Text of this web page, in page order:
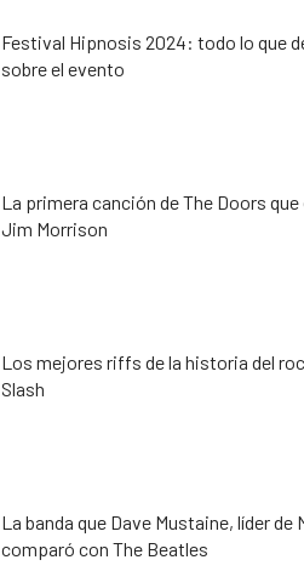
Festival Hipnosis 2024: todo lo que
sobre el evento
La primera canción de The Doors
Jim Morrison
Los mejores riffs de la historia del
Slash
La banda que Dave Mustaine, líder de
comparó con The Beatles